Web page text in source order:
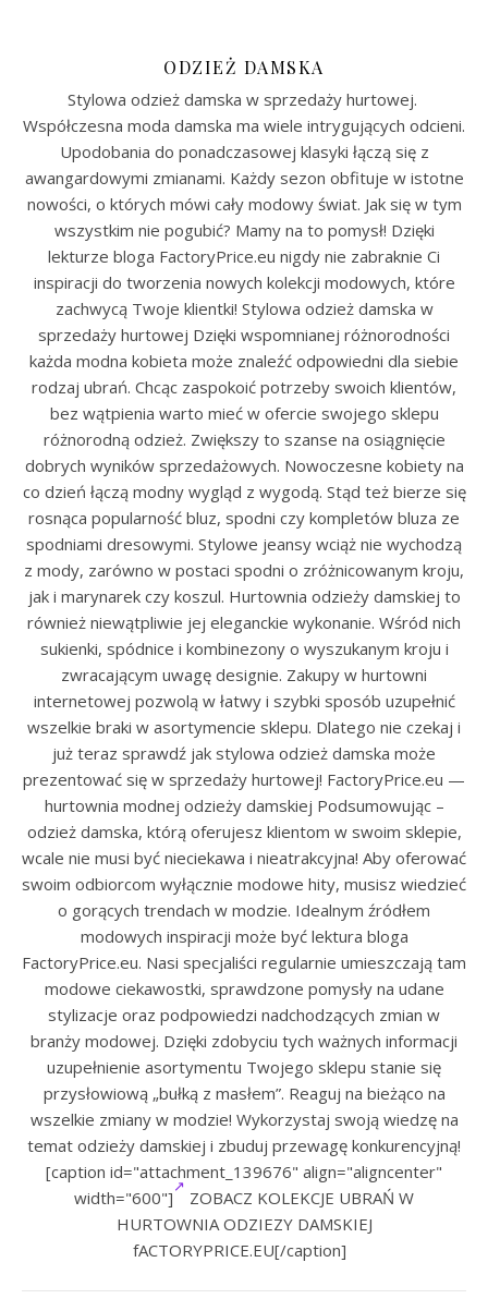
ODZIEŻ DAMSKA
Stylowa odzież damska w sprzedaży hurtowej.
Współczesna moda damska ma wiele intrygujących odcieni.
Upodobania do ponadczasowej klasyki łączą się z
awangardowymi zmianami. Każdy sezon obfituje w istotne
nowości, o których mówi cały modowy świat. Jak się w tym
wszystkim nie pogubić? Mamy na to pomysł! Dzięki
lekturze bloga FactoryPrice.eu nigdy nie zabraknie Ci
inspiracji do tworzenia nowych kolekcji modowych, które
zachwycą Twoje klientki! Stylowa odzież damska w
sprzedaży hurtowej Dzięki wspomnianej różnorodności
każda modna kobieta może znaleźć odpowiedni dla siebie
rodzaj ubrań. Chcąc zaspokoić potrzeby swoich klientów,
bez wątpienia warto mieć w ofercie swojego sklepu
różnorodną odzież. Zwiększy to szanse na osiągnięcie
dobrych wyników sprzedażowych. Nowoczesne kobiety na
co dzień łączą modny wygląd z wygodą. Stąd też bierze się
rosnąca popularność bluz, spodni czy kompletów bluza ze
spodniami dresowymi. Stylowe jeansy wciąż nie wychodzą
z mody, zarówno w postaci spodni o zróżnicowanym kroju,
jak i marynarek czy koszul. Hurtownia odzieży damskiej to
również niewątpliwie jej eleganckie wykonanie. Wśród nich
sukienki, spódnice i kombinezony o wyszukanym kroju i
zwracającym uwagę designie. Zakupy w hurtowni
internetowej pozwolą w łatwy i szybki sposób uzupełnić
wszelkie braki w asortymencie sklepu. Dlatego nie czekaj i
już teraz sprawdź jak stylowa odzież damska może
prezentować się w sprzedaży hurtowej! FactoryPrice.eu —
hurtownia modnej odzieży damskiej Podsumowując –
odzież damska, którą oferujesz klientom w swoim sklepie,
wcale nie musi być nieciekawa i nieatrakcyjna! Aby oferować
swoim odbiorcom wyłącznie modowe hity, musisz wiedzieć
o gorących trendach w modzie. Idealnym źródłem
modowych inspiracji może być lektura bloga
FactoryPrice.eu. Nasi specjaliści regularnie umieszczają tam
modowe ciekawostki, sprawdzone pomysły na udane
stylizacje oraz podpowiedzi nadchodzących zmian w
branży modowej. Dzięki zdobyciu tych ważnych informacji
uzupełnienie asortymentu Twojego sklepu stanie się
przysłowiową „bułką z masłem”. Reaguj na bieżąco na
wszelkie zmiany w modzie! Wykorzystaj swoją wiedzę na
temat odzieży damskiej i zbuduj przewagę konkurencyjną!
[caption id="attachment_139676" align="aligncenter"
width="600"]
ZOBACZ KOLEKCJE UBRAŃ W
HURTOWNIA ODZIEZY DAMSKIEJ
fACTORYPRICE.EU[/caption]